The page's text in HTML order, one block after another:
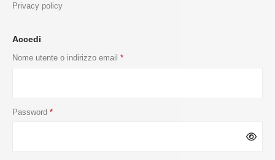
Privacy policy
Accedi
Nome utente o indirizzo email *
Password *